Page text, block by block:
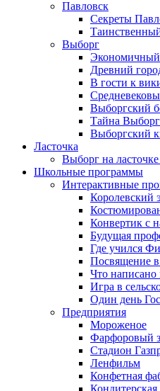
Павловск
Секреты
Выборг
Древний
В гости к
Выборгский
Тайна
Выборгский
Ласточка
Выборг на
Школьные программы
Интерактивные
Королевский
Конвертик с
Будущая
Где учился
Посвящение
Что написано
Игра в
Один день
Предприятия
Мороженое
Фарфоровый
Стадион
Ленфильм
Конфетная